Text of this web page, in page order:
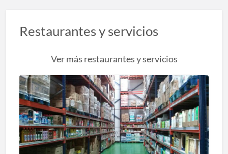
Restaurantes y servicios
Ver más restaurantes y servicios